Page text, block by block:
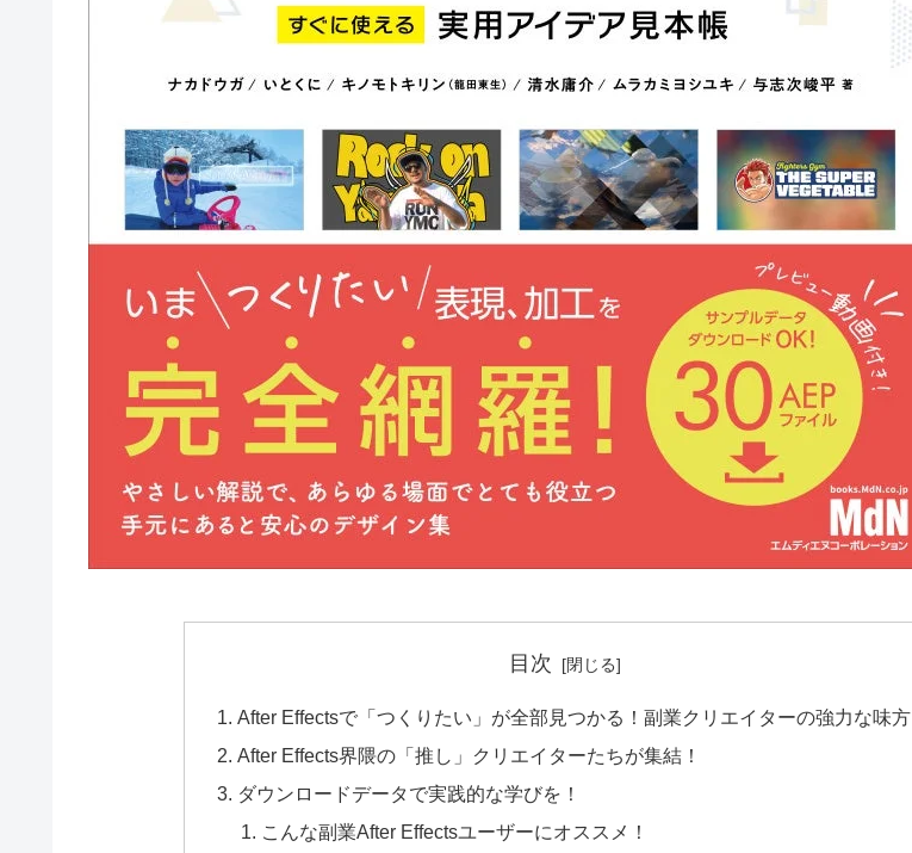
目次
After Effectsで「つくりたい」が全部見つかる！副業クリエイターの強力な味方
After Effects界隈の「推し」クリエイターたちが集結！
ダウンロードデータで実践的な学びを！
こんな副業After Effectsユーザーにオススメ！